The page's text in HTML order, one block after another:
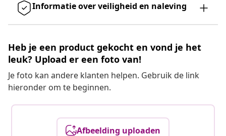
Informatie over veiligheid en naleving
Heb je een product gekocht en vond je het
leuk? Upload er een foto van!
Je foto kan andere klanten helpen. Gebruik de link
hieronder om te beginnen.
Afbeelding uploaden